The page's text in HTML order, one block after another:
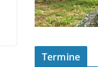
Termine